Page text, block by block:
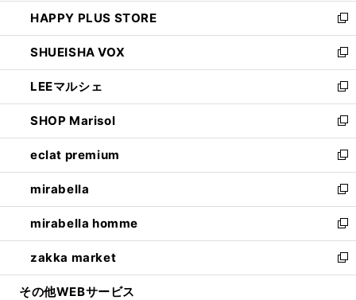
ド
ウ
で
開
く
ウ
ィ
ン
ド
ウ
で
開
く
し
い
ウ
ィ
ン
ド
ウ
で
開
く
HAPPY PLUS STORE
新
し
い
ウ
ィ
ン
ド
ウ
で
開
く
SHUEISHA VOX
新
し
い
ウ
ィ
ン
ド
ウ
で
開
く
LEEマルシェ
新
し
い
ウ
ィ
ン
ド
ウ
で
開
く
SHOP Marisol
新
し
い
ウ
ィ
ン
ド
ウ
で
開
eclat premium
新
し
い
ウ
ィ
ン
ド
ウ
mirabella
新
し
い
ウ
ィ
ン
mirabella homme
新
し
い
ウ
zakka market
新
し
その他WEBサービス